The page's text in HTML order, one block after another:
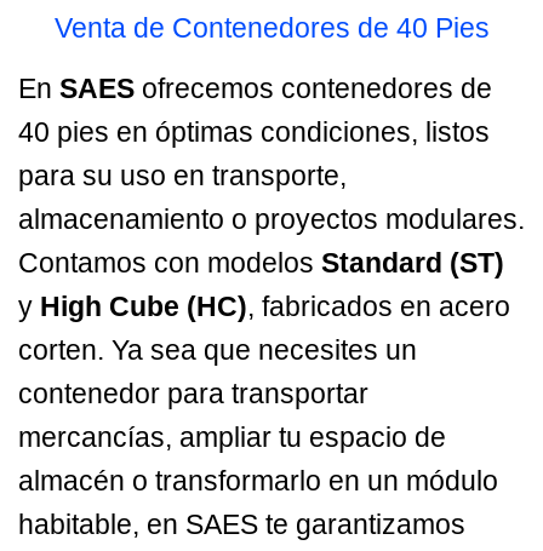
Venta de Contenedores de 40 Pies
En SAES ofrecemos contenedores de
40 pies en óptimas condiciones, listos
para su uso en transporte,
almacenamiento o proyectos modulares.
Contamos con modelos Standard (ST)
y High Cube (HC), fabricados en acero
corten. Ya sea que necesites un
contenedor para transportar
mercancías, ampliar tu espacio de
almacén o transformarlo en un módulo
habitable, en SAES te garantizamos